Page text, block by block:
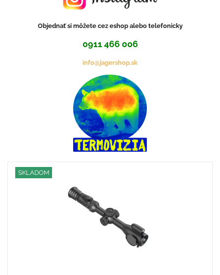
Objednať si môžete cez eshop alebo telefonicky
0911 466 006
info@jagershop.sk
SKLADOM